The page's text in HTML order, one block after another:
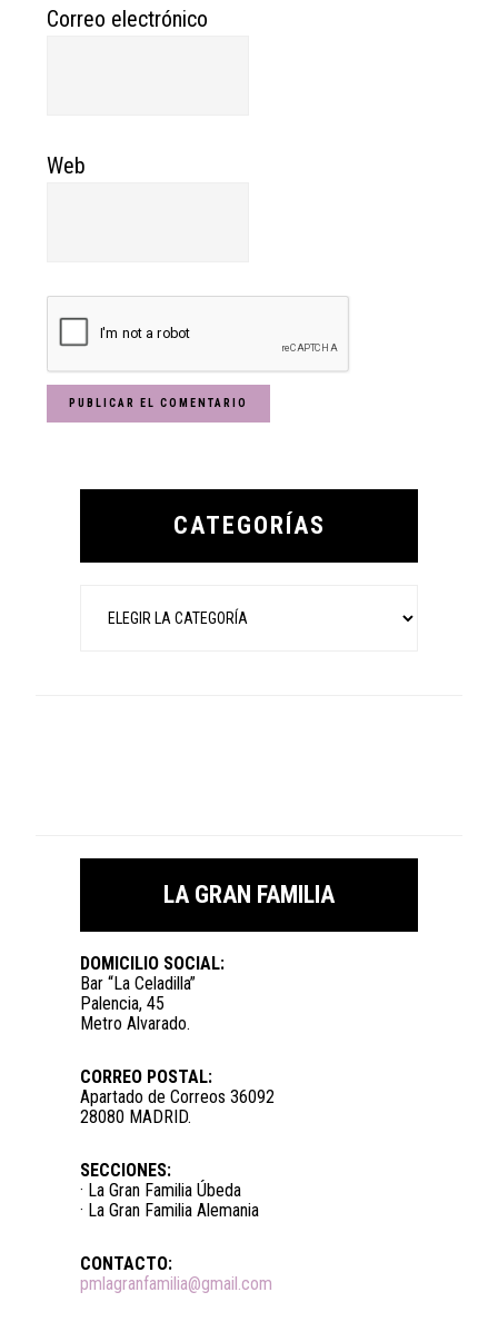
Correo electrónico
Web
Primary
CATEGORÍAS
LA GRAN FAMILIA
DOMICILIO SOCIAL:
Bar “La Celadilla”
Palencia, 45
Metro Alvarado.
CORREO POSTAL:
Apartado de Correos 36092
28080 MADRID.
SECCIONES:
· La Gran Familia Úbeda
· La Gran Familia Alemania
CONTACTO:
pmlagranfamilia@gmail.com